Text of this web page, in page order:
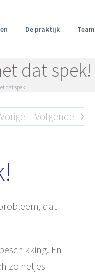
De praktijk Team
dat spek!
dat spek!
Vorige Volgende
dat
En
zo netjes